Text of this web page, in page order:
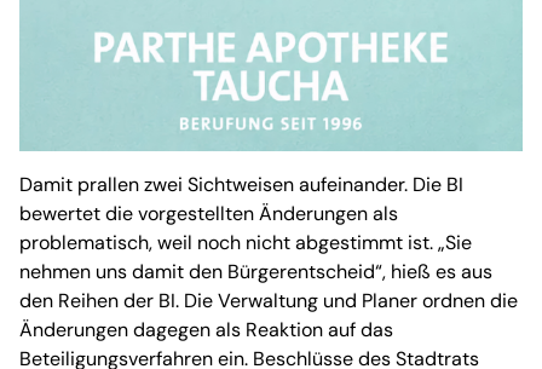
Damit prallen zwei Sichtweisen aufeinander. Die BI
bewertet die vorgestellten Änderungen als
problematisch, weil noch nicht abgestimmt ist. „Sie
nehmen uns damit den Bürgerentscheid“, hieß es aus
den Reihen der BI. Die Verwaltung und Planer ordnen die
Änderungen dagegen als Reaktion auf das
Beteiligungsverfahren ein. Beschlüsse des Stadtrats